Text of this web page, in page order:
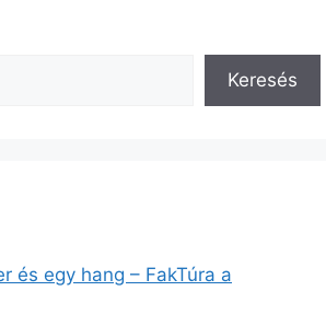
Keresés
és egy hang – FakTúra a